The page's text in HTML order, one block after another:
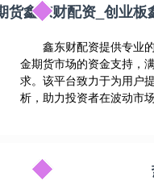
货鑫东财配资_创业
鑫东财配资提供专业
金期货市场的资金支持，
求。该平台致力于为用户
析，助力投资者在波动市